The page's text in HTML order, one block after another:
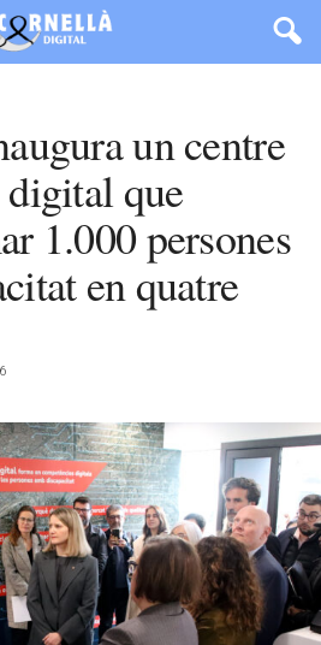
un centre
que
1.000 persones
en quatre